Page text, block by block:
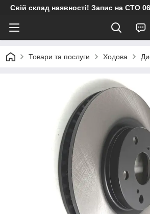
Свій склад наявності! Запис на СТО
Товари та послуги Ходова